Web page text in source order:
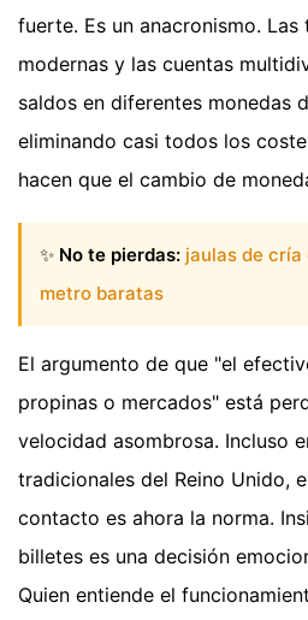
fuerte. Es un anacronismo.
modernas y las cuentas
saldos en diferentes monedas
eliminando casi todos los
hacen que el cambio de
✨ No te pierdas: jaulas de cría
metro baratas
El argumento de que "el
propinas o mercados" está
velocidad asombrosa. Incluso
tradicionales del Reino Unido,
contacto es ahora la norma.
billetes es una decisión
Quien entiende el